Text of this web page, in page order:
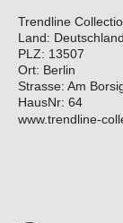
Trendline
Land: Deutschland
PLZ: 13507
Ort: Berlin
Strasse: Am
HausNr: 64
www.trendline-